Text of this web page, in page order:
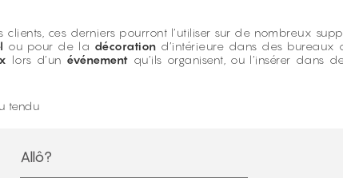
ces derniers pourront l’utiliser sur de nombreux
ou pour de la décoration d’intérieure dans des bureaux
lors d’un événement qu’ils organisent, ou l’insérer dans
tendu
Allô?